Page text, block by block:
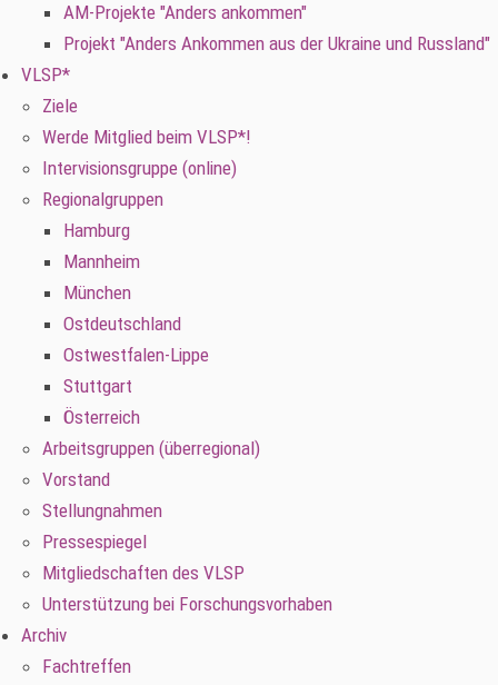
AM-Projekte "Anders ankommen"
Projekt "Anders Ankommen aus der Ukraine und Russland"
VLSP*
Ziele
Werde Mitglied beim VLSP*!
Intervisionsgruppe (online)
Regionalgruppen
Hamburg
Mannheim
München
Ostdeutschland
Ostwestfalen-Lippe
Stuttgart
Österreich
Arbeitsgruppen (überregional)
Vorstand
Stellungnahmen
Pressespiegel
Mitgliedschaften des VLSP
Unterstützung bei Forschungsvorhaben
Archiv
Fachtreffen